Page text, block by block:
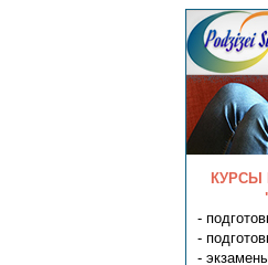
КУРСЫ
-
-
-